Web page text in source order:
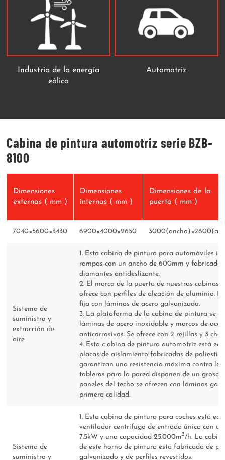
Industria de la energía
eólica
Automotriz
Cabina de pintura automotriz serie BZB-
8100
Dimensiones
externas ( mm )
Dimensiones
internas ( mm )
Dimensiones de la
puerta ( mm )
7040×5600×3430 6900×4000×2650
Sistema de
suministro y
extracción de
aire
1. Esta cabina de pintura para automóviles
rampas con un ancho de 600mm y
diamantes antideslizante.
2. El marco de la puerta de nuestras cabinas
ofrece con perfiles de aleación de aluminio.
fija con láminas de acero galvanizado.
3. La plataforma de la cabina de pintura se
láminas de acero inoxidable y marcos de
anticorrosivos. Se ofrece con 2 rejillas y 3
4. Esta c abina de pintura automotriz está
placas de aislamiento fabricadas de
garantizan una resistencia máxima contra
tableros para la pared disponen de un grosor
paneles del techo se ofrecen con láminas
primera calidad.
Sistema de
suministro y
1. Esta cabina de pintura para coches está
ventilador centrífugo de entrada única con
7.5kW y una capacidad 25.000m3/h. La
de este horno de pintura está fabricada de
galvanizado y de perfiles revestidos.